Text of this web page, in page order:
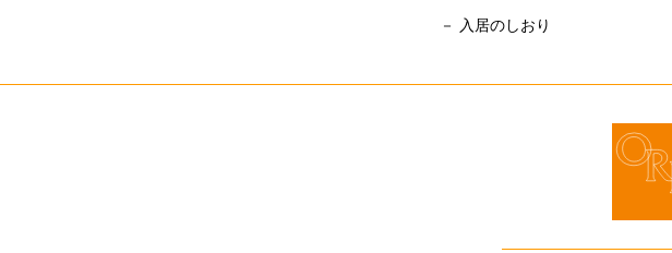
－ 入居のしおり